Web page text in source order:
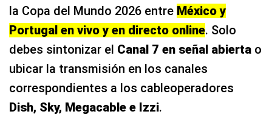
la Copa del Mundo 2026 entre México y
Portugal en vivo y en directo online. Solo
debes sintonizar el Canal 7 en señal abierta o
ubicar la transmisión en los canales
correspondientes a los cableoperadores
Dish, Sky, Megacable e Izzi.